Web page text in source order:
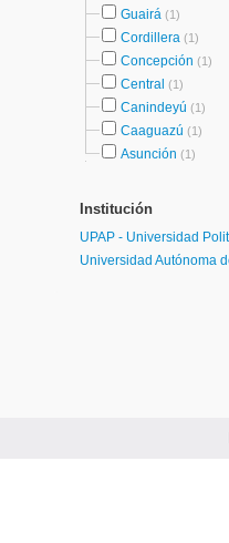
Guairá (1)
Cordillera (1)
Concepción (1)
Central (1)
Canindeyú (1)
Caaguazú (1)
Asunción (1)
Institución